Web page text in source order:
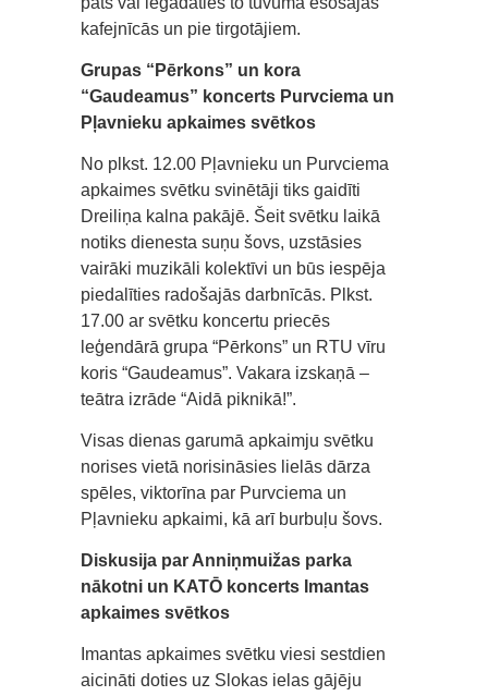
kafejnīcās un pie tirgotājiem.
Grupas “Pērkons” un kora
“Gaudeamus” koncerts Purvciema un
Pļavnieku apkaimes svētkos
No plkst. 12.00 Pļavnieku un Purvciema
apkaimes svētku svinētāji tiks gaidīti
Dreiliņa kalna pakājē. Šeit svētku laikā
notiks dienesta suņu šovs, uzstāsies
vairāki muzikāli kolektīvi un būs iespēja
piedalīties radošajās darbnīcās. Plkst.
17.00 ar svētku koncertu priecēs
leģendārā grupa “Pērkons” un RTU vīru
koris “Gaudeamus”. Vakara izskaņā –
teātra izrāde “Aidā piknikā!”.
Visas dienas garumā apkaimju svētku
norises vietā norisināsies lielās dārza
spēles, viktorīna par Purvciema un
Pļavnieku apkaimi, kā arī burbuļu šovs.
Diskusija par Anniņmuižas parka
nākotni un KATŌ koncerts Imantas
apkaimes svētkos
Imantas apkaimes svētku viesi sestdien
aicināti doties uz Slokas ielas gājēju